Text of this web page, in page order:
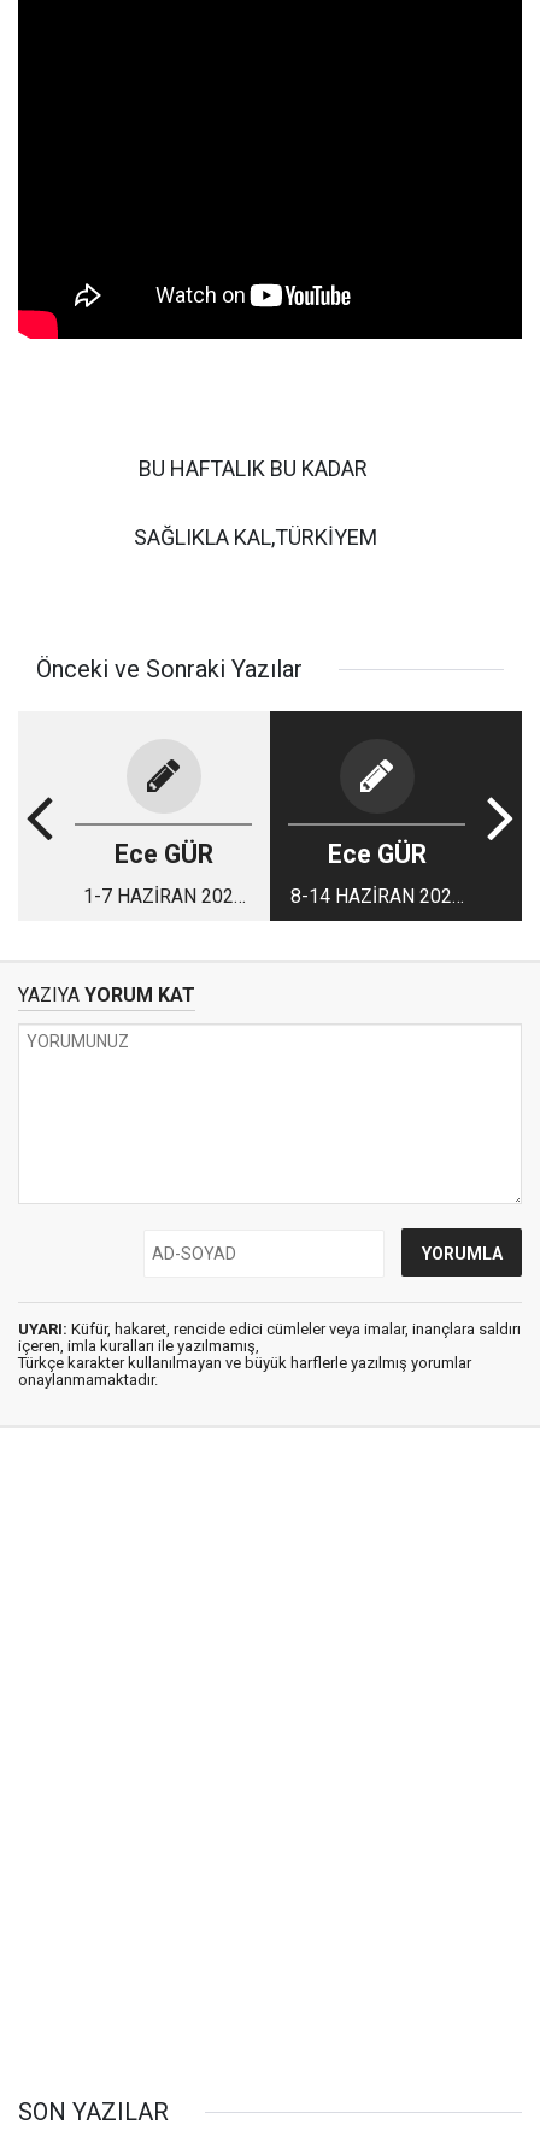
BU HAFTALIK BU KADAR
SAĞLIKLA KAL,TÜRKİYEM
Önceki ve Sonraki Yazılar
Ece GÜR
1-7 HAZİRAN 2026
Ece GÜR
8-14 HAZİRAN 2026
HAFTALIK BURÇ
YAZIYA YORUM KAT
UYARI: Küfür, hakaret, rencide edici cümleler veya imalar, inançlara saldırı
içeren, imla kuralları ile yazılmamış,
Türkçe karakter kullanılmayan ve büyük harflerle yazılmış yorumlar
onaylanmamaktadır.
SON YAZILAR